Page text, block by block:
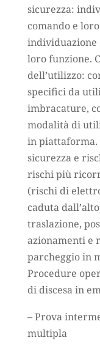
sicurezza:
comando e
individuazione
loro funzione.
dell’utilizzo:
specifici da
imbracature,
modalità di
in
sicurezza e
rischi più
(rischi di
caduta
traslazione,
azionamenti e
parcheggio in
Procedure
di discesa in
– Prova
multipla